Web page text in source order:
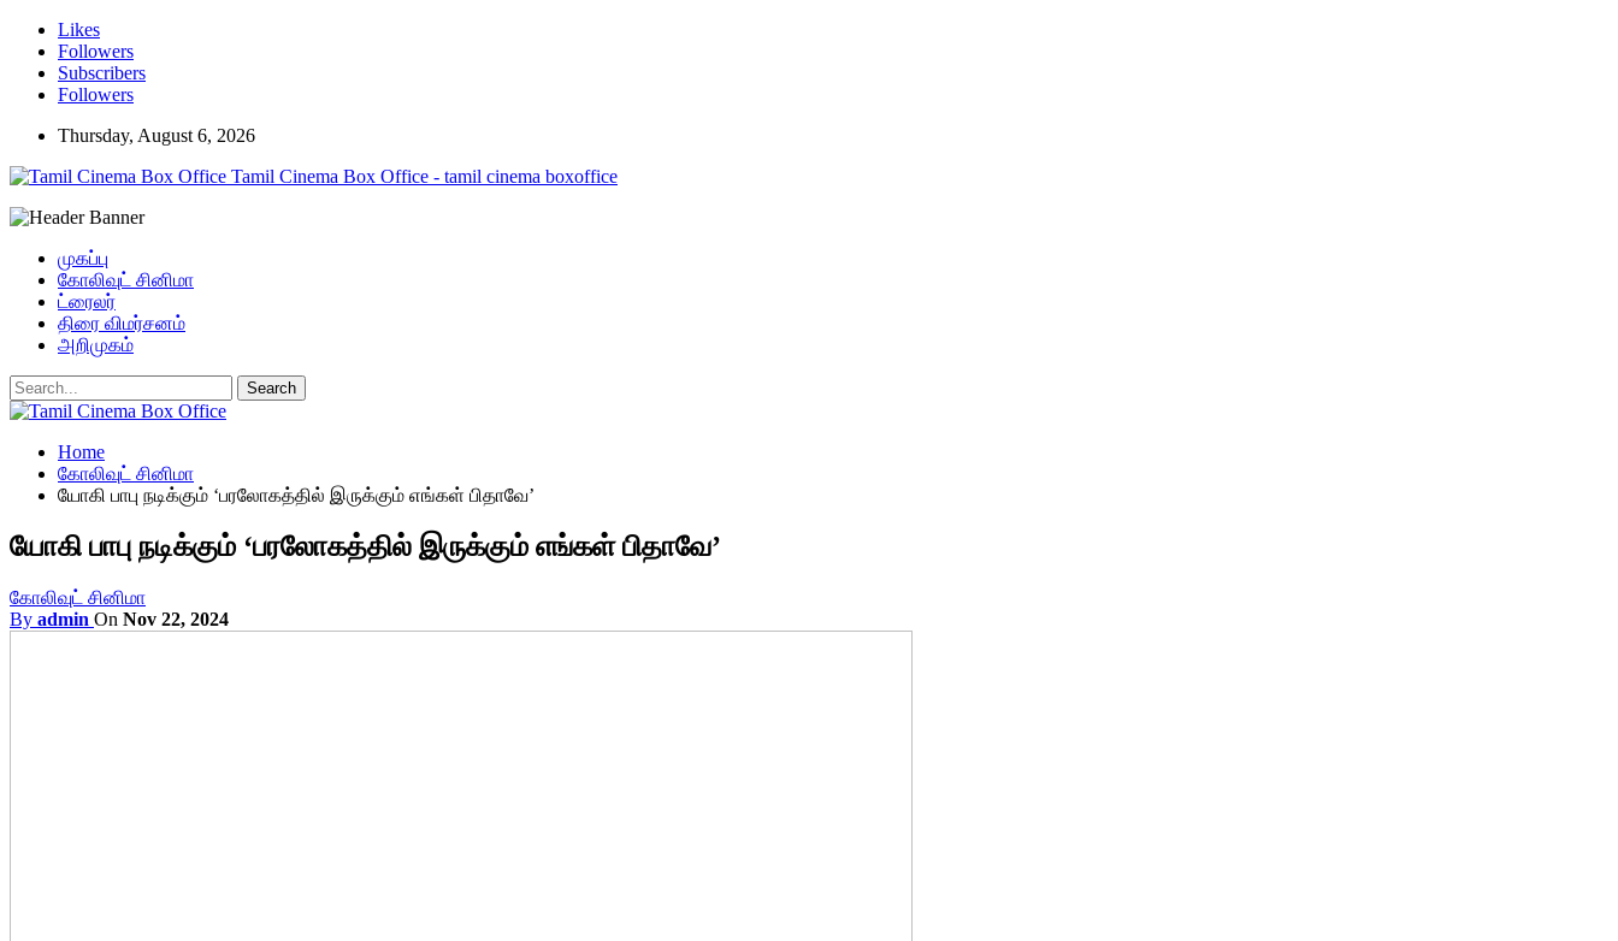
Likes
Followers
Subscribers
Followers
Thursday, August 6, 2026
Tamil Cinema Box Office - tamil cinema boxoffice
முகப்பு
கோலிவுட் சினிமா
ட்ரைலர்
திரை விமர்சனம்
அறிமுகம்
Home
கோலிவுட் சினிமா
யோகி பாபு நடிக்கும் ‘பரலோகத்தில் இருக்கும் எங்கள் பிதாவே’
யோகி பாபு நடிக்கும் ‘பரலோகத்தில் இருக்கும் எங்கள் பிதாவே’
கோலிவுட் சினிமா
By admin On Nov 22, 2024